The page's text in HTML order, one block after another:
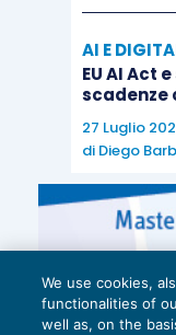
installazione
pannelli
per la
produzione di
acqua calda
sostituzione
impianti di
AI E
EU AI Act
scadenze
27 Luglio
di Diego
We use cookies,
functionalities of
well as, on the